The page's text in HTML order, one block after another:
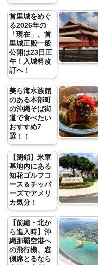
首里城をめぐ
る2026年の
「現在」、首
里城正殿一般
公開は23日正
午！入城料改
訂へ！
美ら海水族館
のある本部町
の沖縄そば街
道で食べたい
おすすめ7
選！！
【閉鎖】米軍
基地内にある
知花ゴルフコ
ース＆チッパ
ーズでアメリ
カ気分！
【前編・北か
ら進入時】沖
縄那覇空港へ
の飛行機、窓
側席とるなら